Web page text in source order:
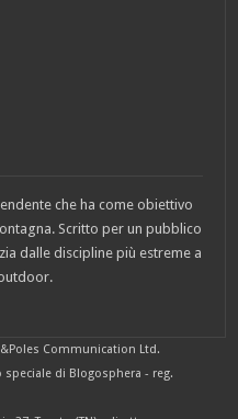
che ha come obiettivo
Scritto per un pubblico
dalle discipline più estreme a
Communication Ltd.
di Blogosphera - reg.